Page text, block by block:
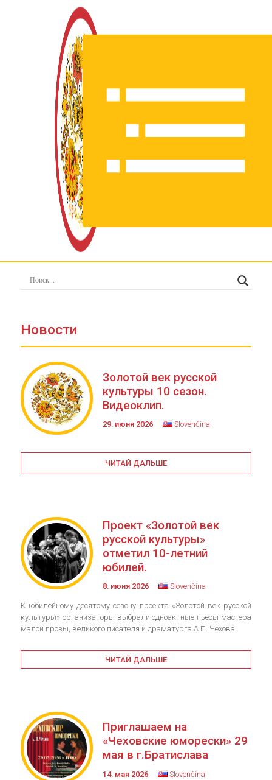
Новости
Золотой век русской
культуры 10 сезон.
Видеоклип.
29. июня 2026 Slovenčina
ЧИТАЙ ДАЛЬШЕ
Проект «Золотой век
русской культуры»
отметил 10-летний
юбилей.
8. июня 2026 Slovenčina
К юбилейному десятому сезону проекта «Золотой век русской
культуры» организаторы выбрали одноактные пьесы мастера
малой прозы, великого писателя и драматурга А.П. Чехова.
ЧИТАЙ ДАЛЬШЕ
Приглашаем на
«Чеховские юморески» 29
мая в г.Братислава
14. мая 2026 Slovenčina